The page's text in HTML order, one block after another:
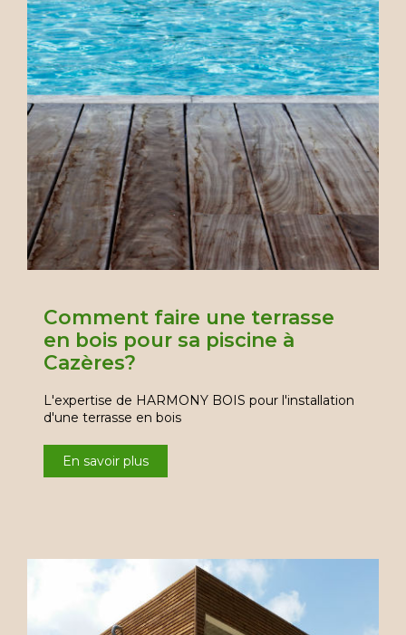
Comment faire une terrasse
en bois pour sa piscine à
Cazères?
L'expertise de HARMONY BOIS pour l'installation
d'une terrasse en bois
En savoir plus